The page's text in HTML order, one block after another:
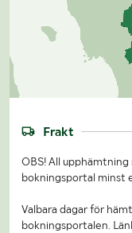
Frakt
OBS! All
bokningsportal minst
Valbara dagar för
bokningsportalen.